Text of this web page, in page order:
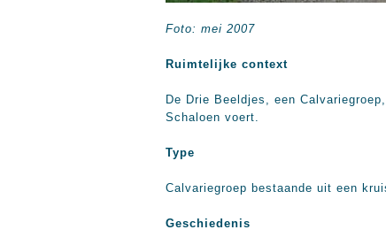
Foto: mei 2007
Ruimtelijke context
De Drie Beeldjes, een
Schaloen voert.
Type
Calvariegroep bestaande uit een
Geschiedenis